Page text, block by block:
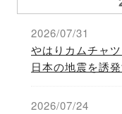
2026/07/31
やはりカムチャ
日本の地震を誘
2026/07/24